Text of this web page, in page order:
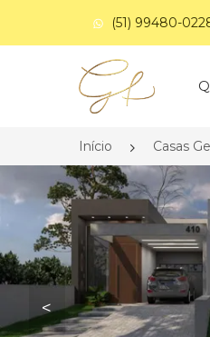
(51) 99480-
Página inicial
Início Casas
<